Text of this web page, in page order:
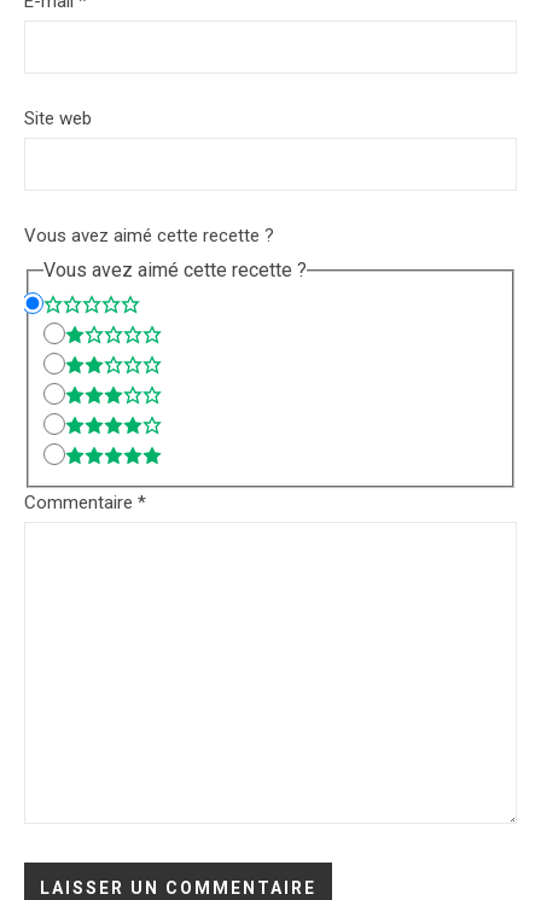
Site web
Vous avez aimé cette recette ?
Vous avez aimé cette recette ?
Commentaire *